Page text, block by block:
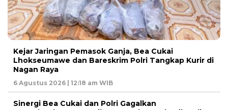
Kejar Jaringan Pemasok Ganja, Bea Cukai
Lhokseumawe dan Bareskrim Polri Tangkap Kurir di
Nagan Raya
6 Agustus 2026 | 12:18 am WIB
Sinergi Bea Cukai dan Polri Gagalkan